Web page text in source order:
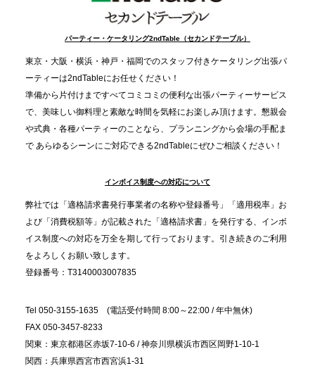
TBS「Nスタ」で、2ndTable「1DISH」が紹介され
ました
2025.11.21
プレスリリースのご案内｜忘年会は“移動時間ゼロ
分”の時代へ。法人注文が前年比5倍に伸びた「宅配
オードブル」が提案する、新しい乾杯文化
プレスリリースのご案内｜職場で完結する“忘年会・
納会ケータリング”が人気。幹事負担を軽減し、社内
コミュニケーションを促進
パーティー・ケータリング2ndTable（セカンドテーブル）
東京・大阪・横浜・神戸・福岡でのスタッフ付きケータリング出張パ
ーティーは2ndTableにお任せください！
準備から片付けまですべてコミコミの便利な出張パーティーサービス
で、美味しい御料理と素敵な時間を気軽にお楽しみ頂けます。懇親会
や式典・各種パーティーのことなら、プランニングから会場の手配ま
で あらゆるシーンにご対応できる2ndTableにぜひご相談ください！
インボイス制度への対応について
弊社では「適格請求書発行事業者の名称や登録番号」「適用税率」お
よび「消費税額等」が記載された「適格請求書」を発行する、インボ
イス制度への対応を万全を期して行っております。引き続きのご利用
をよろしくお願い致します。
登録番号：T3140003007835
Tel 050-3155-1635 (電話受付時間 8:00～22:00 / 年中無休)
FAX 050-3457-8233
関東：東京都港区赤坂7-10-6 / 神奈川県横浜市西区岡野1-10-1
関西：兵庫県西宮市西宮浜1-31